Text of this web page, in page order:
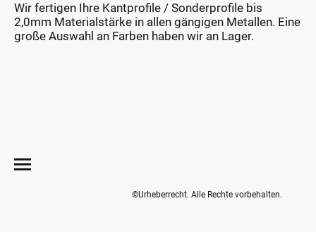
Wir fertigen Ihre Kantprofile / Sonderprofile bis
2,0mm Materialstärke in allen gängigen Metallen. Eine
große Auswahl an Farben haben wir an Lager.
©Urheberrecht. Alle Rechte vorbehalten.